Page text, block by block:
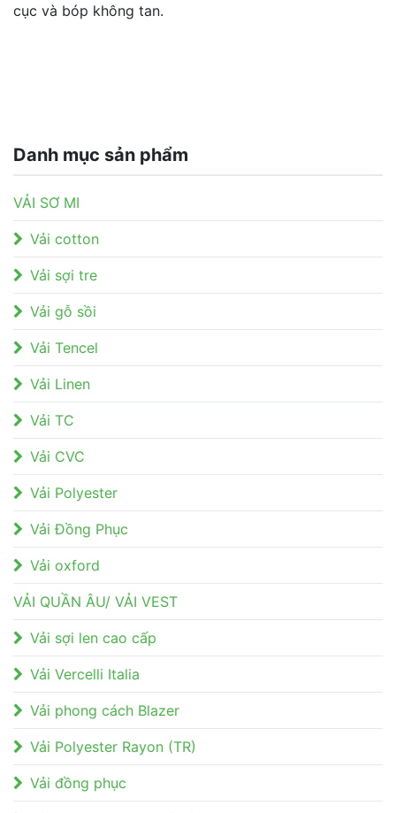
cục và bóp không tan.
Danh mục sản phẩm
VẢI SƠ MI
Vải cotton
Vải sợi tre
Vải gỗ sồi
Vải Tencel
Vải Linen
Vải TC
Vải CVC
Vải Polyester
Vải Đồng Phục
Vải oxford
VẢI QUẦN ÂU/ VẢI VEST
Vải sợi len cao cấp
Vải Vercelli Italia
Vải phong cách Blazer
Vải Polyester Rayon (TR)
Vải đồng phục